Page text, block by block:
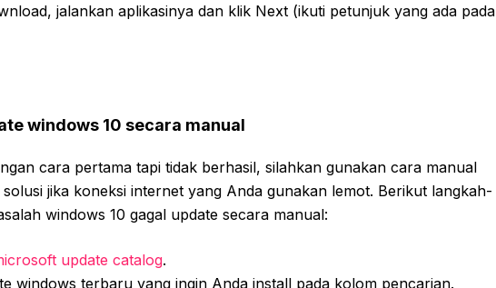
jalankan aplikasinya dan klik Next (ikuti petunjuk yang ada pada
windows 10 secara manual
cara pertama tapi tidak berhasil, silahkan gunakan cara manual
solusi jika koneksi internet yang Anda gunakan lemot. Berikut langkah-
windows 10 gagal update secara manual:
update catalog.
windows terbaru yang ingin Anda install pada kolom pencarian.